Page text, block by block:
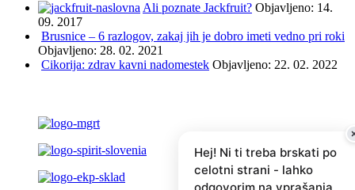
Ali poznate Jackfruit? Objavljeno: 14.
09. 2017
Brusnice – 6 razlogov, zakaj jih je dobro imeti vedno pri roki
Objavljeno: 28. 02. 2021
Cikorija: zdrav kavni nadomestek Objavljeno: 22. 02. 2022
Hej! Ni ti treba brskati po
celotni strani - lahko